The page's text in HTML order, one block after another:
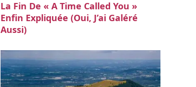
La Fin De « A Time Called You »
Enfin Expliquée (oui, J’ai Galéré
Aussi)